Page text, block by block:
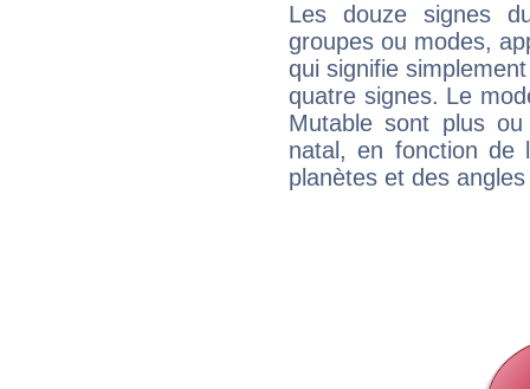
Les douze signes
groupes ou modes,
qui signifie
quatre signes. Le
Mutable sont plus
natal, en fonction de
planètes et des